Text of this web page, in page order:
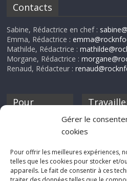
Gérer le
cookies
Pour offrir les meilleures expériences,
telles que les cookies pour stocker et/
appareils. Le fait de consentir à ces
Contacts
Sabine, Rédactrice en chef :
Emma, Rédactrice :
Mathilde, Rédactrice :
Morgane, Rédactrice :
Renaud, Rédacteur :
Pour
discothèque
Si tu souhaites
Rocknfool,
pas à nous
tes